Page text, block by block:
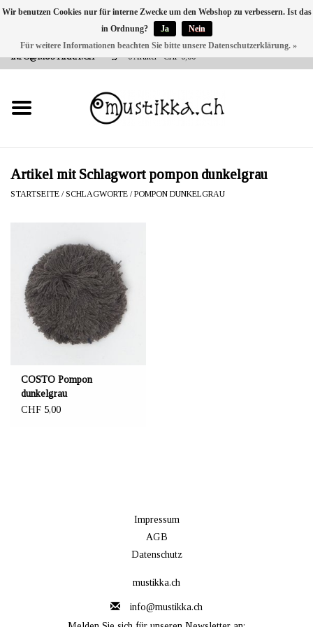
VERSANDKOSTEN 0 CHF INNERHALB CH | INT. VERSAND ÜBER
INFO@MUSTIKKA.CH
0 Artikel - CHF 0,00
NEU BEI UNS
SHOP - A PIECE OF
FINLAND FOR YOU
Artikel mit Schlagwort pompon dunkelgrau
STARTSEITE /SCHLAGWORTE /POMPON DUNKELGRAU
COSTO Pompon
dunkelgrau
CHF 5,00
Impressum
AGB
Datenschutz
mustikka.ch
info@mustikka.ch
Wir benutzen Cookies nur für interne Zwecke um den Webshop zu verbessern. Ist das
in Ordnung?
Ja
Nein
Für weitere Informationen beachten Sie bitte unsere Datenschutzerklärung. »